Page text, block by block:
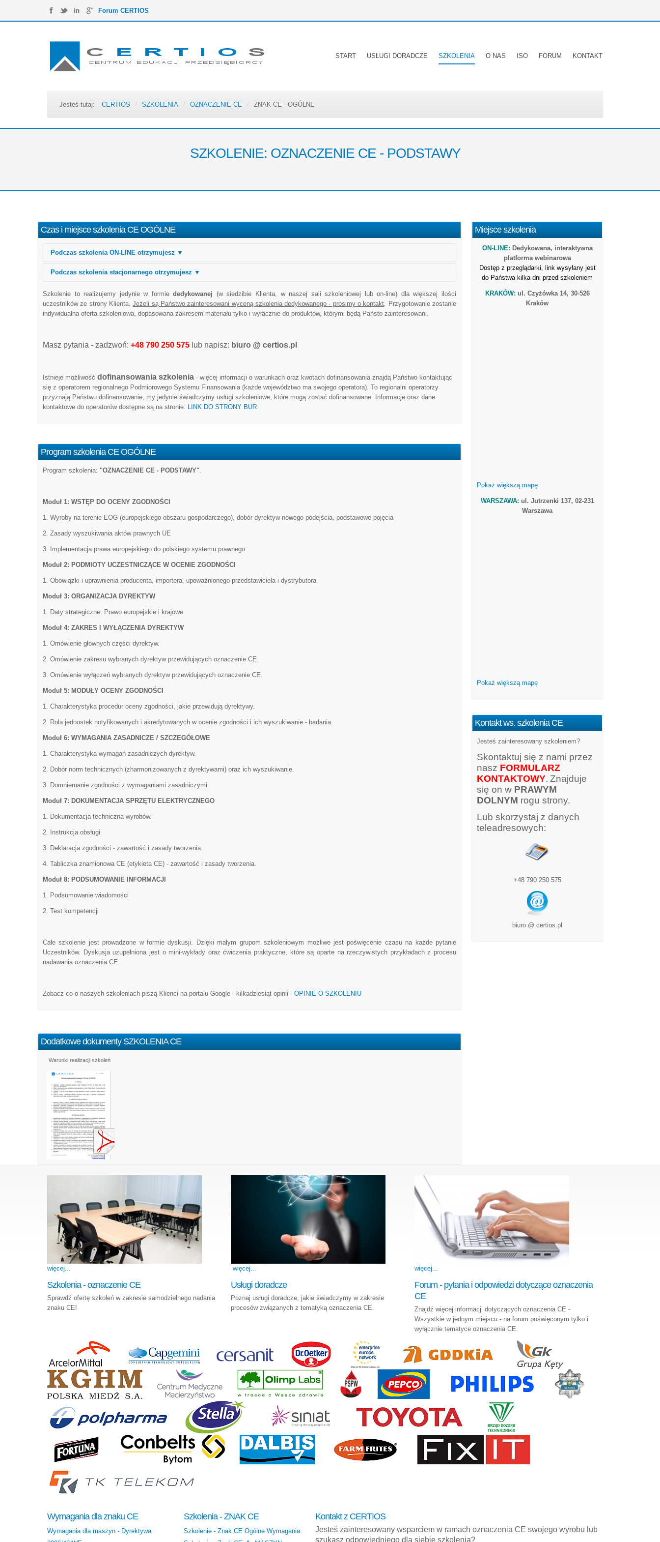
Forum CERTIOS
START USŁUGI DORADCZE SZKOLENIA O NAS ISO FORUM KONTAKT
Jesteś tutaj: CERTIOS / SZKOLENIA / OZNACZENIE CE / ZNAK CE - OGÓLNE
SZKOLENIE: OZNACZENIE CE - PODSTAWY
Czas i miejsce szkolenia CE OGÓLNE
Podczas szkolenia ON-LINE otrzymujesz ▼
Podczas szkolenia stacjonarnego otrzymujesz ▼
Szkolenie to realizujemy jedynie w formiededykowanej (w siedzibie Klienta, w naszej sali szkoleniowej lub on-line) dla większej ilości
uczestników ze strony Klienta.Jeżeli są Państwo zainteresowani wyceną szkolenia dedykowanego - prosimy o kontakt. Przygotowanie zostanie
indywidualna oferta szkoleniowa, dopasowana zakresem materiału tylko i wyłacznie do produktów, którymi będą Państo zainteresowani.
Masz pytania - zadzwoń: +48 790 250 575 lub napisz: biuro @ certios.pl
Istnieje możliwość dofinansowania szkolenia - więcej informacji o warunkach oraz kwotach dofinansowania znajdą Państwo kontaktując
się z operatorem regionalnego Podmiorowego Systemu Finansowania (każde województwo ma swojego operatora). To regionalni operatorzy
przyznają Państwu dofinansowanie, my jedynie świadczymy usługi szkoleniowe, które mogą zostać dofinansowane. Informacje oraz dane
kontaktowe do operatorów dostępne są na stronie: LINK DO STRONY BUR
Program szkolenia CE OGÓLNE
Program szkolenia: "OZNACZENIE CE - PODSTAWY".
Moduł 1: WSTĘP DO OCENY ZGODNOŚCI
1. Wyroby na terenie EOG (europejskiego obszaru gospodarczego), dobór dyrektyw nowego podejścia, podstawowe pojęcia
2. Zasady wyszukiwania aktów prawnych UE
3. Implementacja prawa europejskiego do polskiego systemu prawnego
Moduł 2: PODMIOTY UCZESTNICZĄCE W OCENIE ZGODNOŚCI
1. Obowiązki i uprawnienia producenta, importera, upoważnionego przedstawiciela i dystrybutora
Moduł 3: ORGANIZACJA DYREKTYW
1. Daty strategiczne. Prawo europejskie i krajowe
Moduł 4: ZAKRES I WYŁĄCZENIA DYREKTYW
1. Omówienie głownych części dyrektyw.
2. Omówienie zakresu wybranych dyrektyw przewidujących oznaczenie CE.
3. Omówienie wyłączeń wybranych dyrektyw przewidujących oznaczenie CE.
Moduł 5: MODUŁY OCENY ZGODNOŚCI
1. Charakterystyka procedur oceny zgodności, jakie przewidują dyrektywy.
2. Rola jednostek notyfikowanych i akredytowanych w ocenie zgodności i ich wyszukiwanie - badania.
Moduł 6: WYMAGANIA ZASADNICZE / SZCZEGÓŁOWE
1. Charakterystyka wymagań zasadniczych dyrektyw.
2. Dobór norm technicznych (zharmonizowanych z dyrektywami) oraz ich wyszukiwanie.
3. Domniemanie zgodności z wymaganiami zasadniczymi.
Moduł 7: DOKUMENTACJA SPRZĘTU ELEKTRYCZNEGO
1. Dokumentacja techniczna wyrobów.
2. Instrukcja obsługi.
3. Deklaracja zgodności - zawartość i zasady tworzenia.
4. Tabliczka znamionowa CE (etykieta CE) - zawartość i zasady tworzenia.
Moduł 8: PODSUMOWANIE INFORMACJI
1. Podsumowanie wiadomości
2. Test kompetencji
Całe szkolenie jest prowadzone w formie dyskusji. Dzięki małym grupom szkoleniowym możliwe jest poświęcenie czasu na każde pytanie
Uczestników. Dyskusja uzupełniona jest o mini-wykłady oraz ćwiczenia praktyczne, które są oparte na rzeczywistych przykładach z procesu
nadawania oznaczenia CE.
Zobacz co o naszych szkoleniach piszą Klienci na portalu Google - kilkadziesiąt opinii - OPINIE O SZKOLENIU
Dodatkowe dokumenty SZKOLENIA CE
Warunki realizacji szkoleń
Miejsce szkolenia
ON-LINE: Dedykowana, interaktywna
platforma webinarowa
Dostęp z przeglądarki, link wysyłany jest
do Państwa kilka dni przed szkoleniem
KRAKÓW: ul. Czyżówka 14, 30-526
Kraków
Pokaż większą mapę
WARSZAWA: ul. Jutrzenki 137, 02-231
Warszawa
Pokaż większą mapę
Kontakt ws. szkolenia CE
Jesteś zainteresowany szkoleniem?
Skontaktuj się z nami przez
nasz FORMULARZ
KONTAKTOWY. Znajduje
się on w PRAWYM
DOLNYM rogu strony.
Lub skorzystaj z danych
teleadresowych:
+48 790 250 575
biuro @ certios.pl
więcej...
Szkolenia - oznaczenie CE
Sprawdź ofertę szkoleń w zakresie samodzielnego nadania
znaku CE!
więcej...
Usługi doradcze
Poznaj usługi doradcze, jakie świadczymy w zakresie
procesów związanych z tematyką oznaczenia CE.
więcej...
Forum - pytania i odpowiedzi dotyczące oznaczenia
CE
Znajdź więcej informacji dotyczących oznaczenia CE -
Wszystkie w jednym miejscu - na forum poświęconym tylko i
wyłącznie tematyce oznaczenia CE.
Wymagania dla znaku CE
Wymagania dla maszyn - Dyrektywa
Szkolenia - ZNAK CE
Szkolenie - Znak CE Ogólne Wymagania
Kontakt z CERTIOS
Jesteś zainteresowany wsparciem w ramach oznaczenia CE swojego wyrobu lub
szukasz odpowiedniego dla siebie szkolenia?